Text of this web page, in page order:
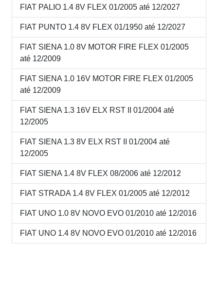
FIAT PALIO 1.4 8V FLEX 01/2005 até 12/2027
FIAT PUNTO 1.4 8V FLEX 01/1950 até 12/2027
FIAT SIENA 1.0 8V MOTOR FIRE FLEX 01/2005
até 12/2009
FIAT SIENA 1.0 16V MOTOR FIRE FLEX 01/2005
até 12/2009
FIAT SIENA 1.3 16V ELX RST II 01/2004 até
12/2005
FIAT SIENA 1.3 8V ELX RST II 01/2004 até
12/2005
FIAT SIENA 1.4 8V FLEX 08/2006 até 12/2012
FIAT STRADA 1.4 8V FLEX 01/2005 até 12/2012
FIAT UNO 1.0 8V NOVO EVO 01/2010 até 12/2016
FIAT UNO 1.4 8V NOVO EVO 01/2010 até 12/2016